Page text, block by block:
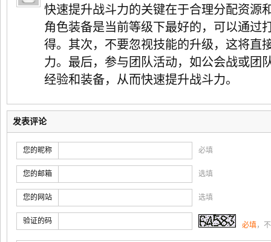
快速提升战斗力的关键在于合理分配资源
角色装备是当前等级下最好的，可以通过
得。其次，不要忽视技能的升级，这将直
力。最后，参与团队活动，如公会战或团
经验和装备，从而快速提升战斗力。
发表评论
您的昵称 必填
您的邮箱 选填
您的网站 选填
验证的码 必填，